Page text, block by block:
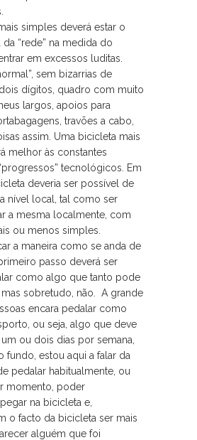
simples deverá estar o
“rede” na medida do
em excessos luditas.
sem bizarrias de
dígitos, quadro com muito
largos, apoios para
travões a cabo,
assim. Uma bicicleta mais
melhor às constantes
tecnológicos. Em
deveria ser possível de
nível local, tal como ser
a mesma localmente, com
ou menos simples.
a maneira como se anda de
passo deverá ser
como algo que tanto pode
sobretudo, não. A grande
encara pedalar como
ou seja, algo que deve
ou dois dias por semana,
fundo, estou aqui a falar da
pedalar habitualmente, ou
momento, poder
na bicicleta e,
o facto da bicicleta ser mais
alguém que foi